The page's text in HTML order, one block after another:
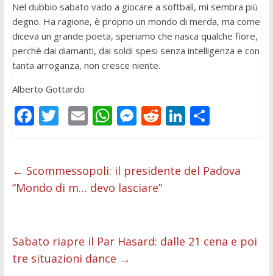
Nel dubbio sabato vado a giocare a softball, mi sembra più
degno. Ha ragione, è proprio un mondo di merda, ma come
diceva un grande poeta, speriamo che nasca qualche fiore,
perchè dai diamanti, dai soldi spesi senza intelligenza e con
tanta arroganza, non cresce niente.
Alberto Gottardo
F
b
o
k
T
er
E
l
W
s
A
p
M
e
n
er
R
di
t
Li
e
C
di
← Scommessopoli: il presidente del Padova
“Mondo di m… devo lasciare”
Sabato riapre il Par Hasard: dalle 21 cena e poi
tre situazioni dance →